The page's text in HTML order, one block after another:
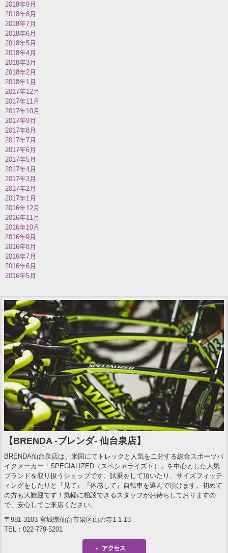
2018年9月
2018年8月
2018年7月
2018年6月
2018年5月
2018年4月
2018年3月
2018年2月
2018年1月
2017年12月
2017年11月
2017年10月
2017年9月
2017年8月
2017年7月
2017年6月
2017年5月
2017年4月
2017年3月
2017年2月
2017年1月
2016年12月
2016年11月
2016年10月
2016年9月
2016年8月
2016年7月
2016年6月
2016年5月
【BRENDA -ブレンダ- 仙台泉店】
BRENDA仙台泉店は、米国にてトレックと人気を二分する総合スポーツバ
イクメーカー「SPECIALIZED（スペシャライズド）」を中心とした人気
ブランドを取り扱うショップです。試乗をして頂いたり、サイズフィッテ
ィングをしたりと『見て』『体感して』自転車を選んで頂けます。初めて
の方も大歓迎です！気軽に相談できるスタッフがお待ちしておりますの
で、安心してご来店ください。
〒981-3103 宮城県仙台市泉区山の寺1-1-13
TEL：022-779-5201